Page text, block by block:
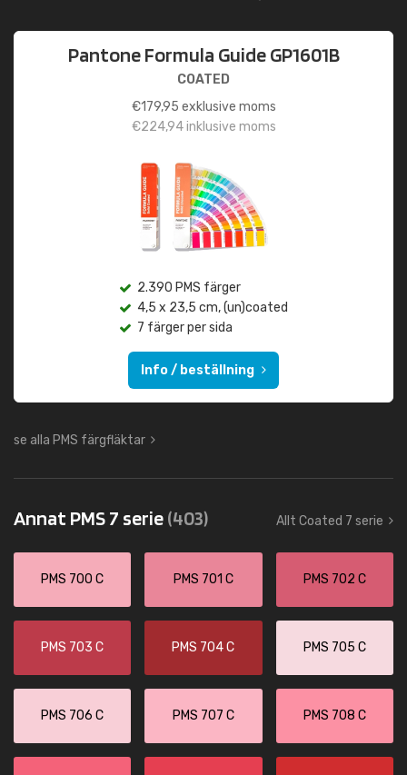
Pantone Formula Guide GP1601B
COATED
€179,95 exklusive moms
€224,94inklusive moms
2.390 PMS färger
4,5 x 23,5 cm, (un)coated
7 färger per sida
Info / beställning
se alla PMS färgfläktar
Annat PMS 7 serie(403) Allt Coated 7 serie
PMS 700 C PMS 701 C PMS 702 C
PMS 703 C PMS 704 C PMS 705 C
PMS 706 C PMS 707 C PMS 708 C